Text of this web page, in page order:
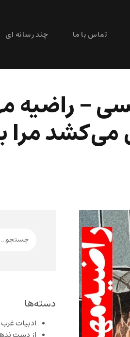
تماس با ما چند رسانه ای
– راضیه
می‌کشد مرا
دسته‌ها
ادبیات غرب